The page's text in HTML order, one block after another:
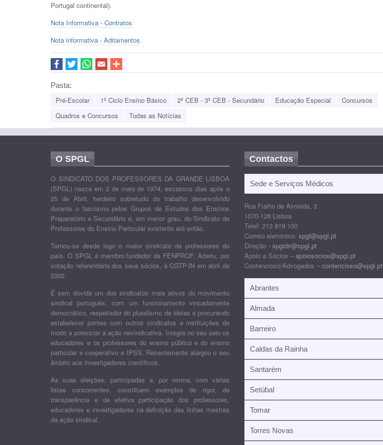
Portugal continental).
Nota Informativa - Contratos
Nota informativa - Aditamentos
Pasta:
Pré-Escolar 1º Ciclo Ensino Básico 2º CEB - 3º CEB - Secundário Educação Especial
Concursos
Quadros e Concursos
Todas as Notícias
O SPGL
O SINDICATO DOS PROFESSORES DA GRANDE LISBOA
(SPGL) nasce em 2 de maio de 1974, escassos dias após o
25 de Abril, herdeiro sobretudo do trabalho desenvolvido
durante o fascismo pelos Grupos de Estudos dos Ensinos
Preparatório e Secundário e, em menor grau, do Sindicato de
Professores do Ensino Particular existente até então.
Tornou-se desde logo o maior sindicato de professores do
país. O SPGL é membro fundador da FENPROF. Aderiu, por
votação referendária dos seus sócios, à CGTP-IN em abril de
2002.
É sem dúvida um dos sindicatos mais ativos do movimento
sindical português, com um funcionamento vincadamente
democrático, respeitador do pluralismo de ideias e procurando
estabelecer pontes com outros sindicatos e instituições de
modo a potenciar a ação reivindicativa. Integra no seu seio os
educadores e os professores do ensino público e do ensino
particular e cooperativo e IPSS. Recentemente alargou o seu
âmbito aos investigadores científicos.
As suas eleições, participadas e, por norma, com várias
listas concorrentes, constituem exemplos de rigor, de
transparência e de efetiva participação dos professores,
educadores e investigadores na definição das linhas mestras
da ação sindical.
Contactos
Sede e Serviços Médicos
Rua Fialho de Almeida, 3
1070-128 Lisboa
Telef: 213 819 100
Correio eletrónico: spgl@spgl.pt
Direção - spgldir@spgl.pt
Apoio a Sócios – apoiosocios@spgl.pt
Contencioso/Advogados – contencioso@spgl.pt
Abrantes
Almada
Barreiro
Caldas da Rainha
Santarém
Setúbal
Tomar
Torres Novas